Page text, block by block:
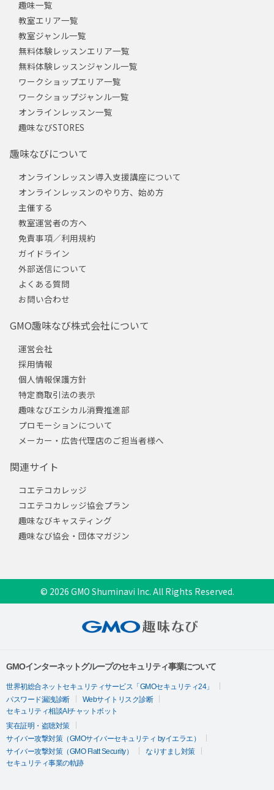
趣味一覧
教室エリア一覧
教室ジャンル一覧
無料体験レッスンエリア一覧
無料体験レッスンジャンル一覧
ワークショップエリア一覧
ワークショップジャンル一覧
オンラインレッスン一覧
趣味なびSTORES
趣味なびについて
オンラインレッスン導入支援講座について
オンラインレッスンのやり方、始め方
主催する
教室運営者の方へ
免責事項／利用規約
ガイドライン
外部送信について
よくある質問
お問い合わせ
GMO趣味なび株式会社について
運営会社
採用情報
個人情報保護方針
特定商取引法の表示
趣味なびエシカル消費推進部
プロモーションについて
メーカー・広告代理店のご担当者様へ
関連サイト
コエテコカレッジ
コエテコカレッジ協会プラン
趣味なびキャスティング
趣味なび協会・団体マガジン
© 2026 GMO Shuminavi Inc. All Rights Reserved.